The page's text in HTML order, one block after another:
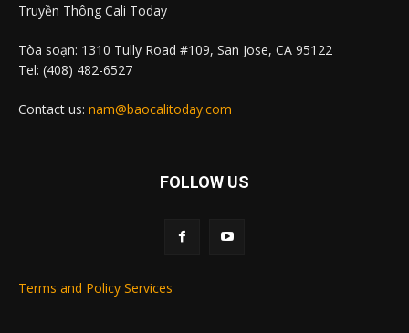
Truyền Thông Cali Today
Tòa soạn: 1310 Tully Road #109, San Jose, CA 95122
Tel: (408) 482-6527
Contact us: nam@baocalitoday.com
FOLLOW US
Terms and Policy Services